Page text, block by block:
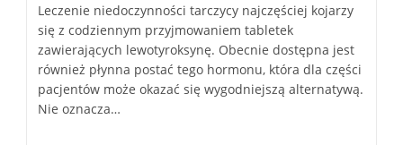
Leczenie niedoczynności tarczycy najczęściej kojarzy
się z codziennym przyjmowaniem tabletek
zawierających lewotyroksynę. Obecnie dostępna jest
również płynna postać tego hormonu, która dla części
pacjentów może okazać się wygodniejszą alternatywą.
Nie oznacza…